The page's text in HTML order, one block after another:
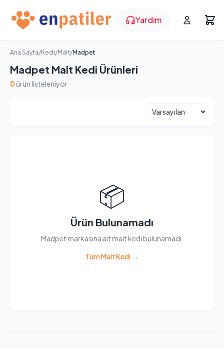
Yardım
Ana Sayfa/Kedi/Malt/Madpet
Madpet Malt Kedi Ürünleri
0 ürün listeleniyor
📦
Ürün Bulunamadı
Madpet markasına ait malt kedi bulunamadı.
Tüm Malt Kedi →